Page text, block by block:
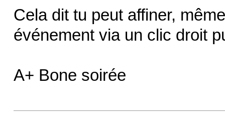
Cela dit tu peut affiner,
événement via un clic droit
A+ Bone soirée